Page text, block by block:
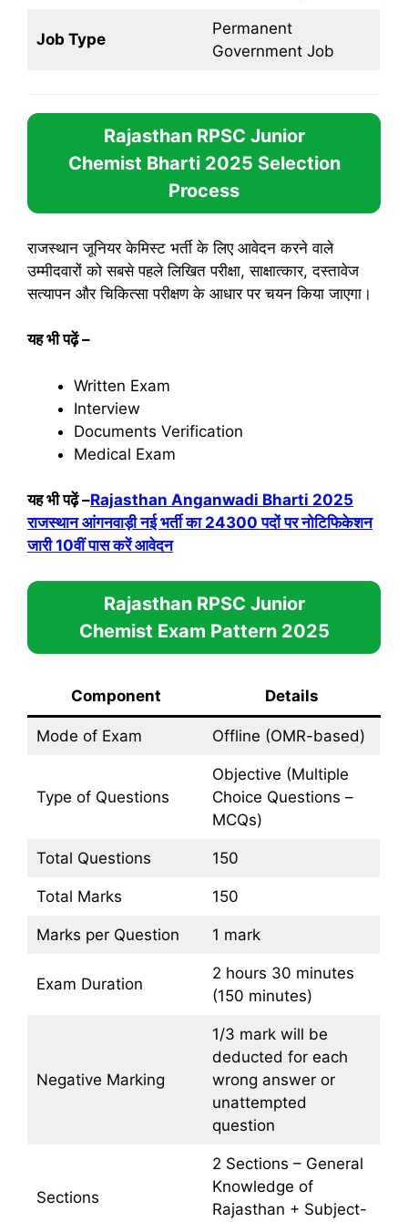
Job Type
Permanent
Government Job
Rajasthan RPSC Junior
Chemist Bharti 2025 Selection
Process
राजस्थान जूनियर केमिस्ट भर्ती के लिए आवेदन करने वाले
उम्मीदवारों को सबसे पहले लिखित परीक्षा, साक्षात्कार, दस्तावेज
सत्यापन और चिकित्सा परीक्षण के आधार पर चयन किया जाएगा।
यह भी पढ़ें–
Written Exam
Interview
Documents Verification
Medical Exam
यह भी पढ़ें–Rajasthan Anganwadi Bharti 2025
राजस्थान आंगनवाड़ी नई भर्ती का 24300 पदों पर नोटिफिकेशन
जारी 10वीं पास करें आवेदन
Rajasthan RPSC Junior
Chemist Exam Pattern 2025
Component Details
Mode of Exam Offline (OMR-based)
Type of Questions
Objective (Multiple
Choice Questions –
MCQs)
Total Questions 150
Total Marks 150
Marks per Question 1 mark
Exam Duration
2 hours 30 minutes
(150 minutes)
Negative Marking
1/3 mark will be
deducted for each
wrong answer or
unattempted
question
Sections
2 Sections – General
Knowledge of
Rajasthan + Subject-